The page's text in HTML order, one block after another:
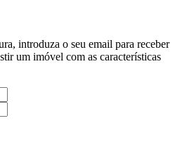
introduza o seu email para receber
um imóvel com as características